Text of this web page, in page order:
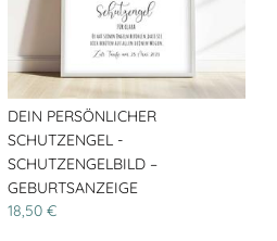
DEIN PERSÖNLICHER
SCHUTZENGEL -
SCHUTZENGELBILD –
GEBURTSANZEIGE
18,50 €